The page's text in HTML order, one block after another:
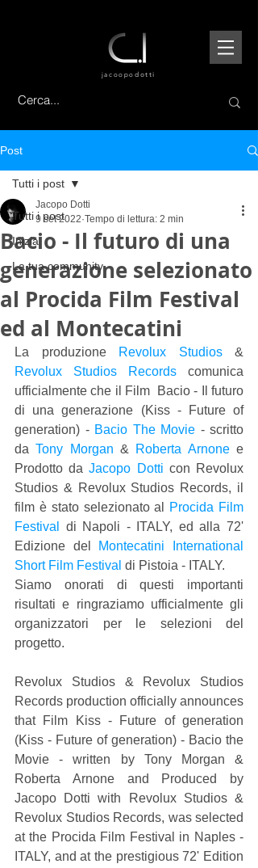
jacoopodotti
Post
Tutti i post
Inizia
La tua community
Tutti i post
Bacio - Il futuro di una
generazione selezionato
al Procida Film Festival
ed al Montecatini
Jacopo Dotti
9 set 2022 Tempo di lettura: 2 min
La produzione Revolux Studios
Revolux Studios Records comunica
ufficialmente che il Film  Bacio - Il futuro
di una generazione (Kiss - Future of
generation) - Bacio The Movie - scritto
da Tony Morgan & Roberta Arnone e
Prodotto da Jacopo Dotti con Revolux
Studios & Revolux Studios Records, il
film è stato selezionato al
Procida Film
Festival
di Napoli - ITALY, ed alla 72'
Edizione del Montecatini International
Short Film Festival di Pistoia - ITALY.
Siamo onorati di questi importanti
risultati e ringraziamo ufficialmente gli
organizzatori per le selezioni del
progetto.
Revolux Studios & Revolux Studios
Records production officially announces
that Film Kiss - Future of generation
(Kiss - Future of generation) - Bacio the
Movie - written by Tony Morgan &
Roberta Arnone and Produced by
Jacopo Dotti with Revolux Studios &
Revolux Studios Records, was selected
at the Procida Film Festival in Naples -
ITALY, and at the prestigious 72' Edition